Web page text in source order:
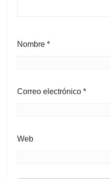
Nombre *
Correo electrónico *
Web